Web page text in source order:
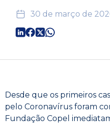
30 de março de
Desde que os primeiros
pelo Coronavírus foram
Fundação Copel